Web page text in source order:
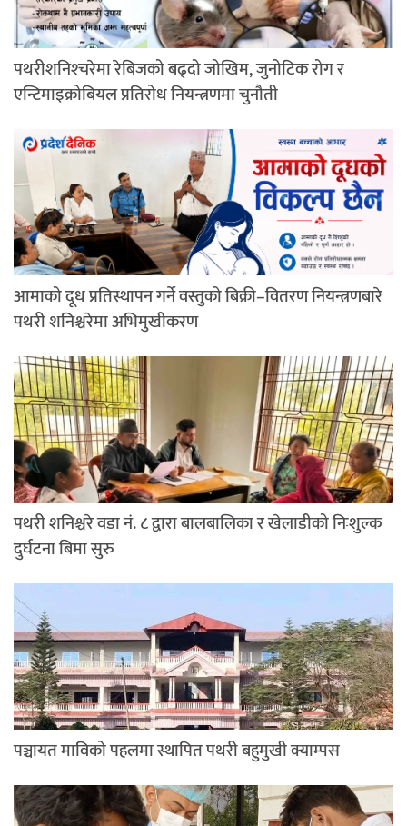
पथरीशनिश्‍चरेमा रेबिजको बढ्दो जोखिम, जुनोटिक रोग र
एन्टिमाइक्रोबियल प्रतिरोध नियन्त्रणमा चुनौती
आमाको दूध प्रतिस्थापन गर्ने वस्तुको बिक्री–वितरण नियन्त्रणबारे
पथरी शनिश्चरेमा अभिमुखीकरण
पथरी शनिश्चरे वडा नं. ८ द्वारा बालबालिका र खेलाडीको निःशुल्क
दुर्घटना बिमा सुरु
पञ्चायत माविको पहलमा स्थापित पथरी बहुमुखी क्याम्पस